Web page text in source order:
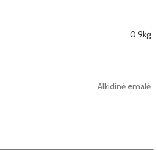
0.9kg
Alkidinė emalė